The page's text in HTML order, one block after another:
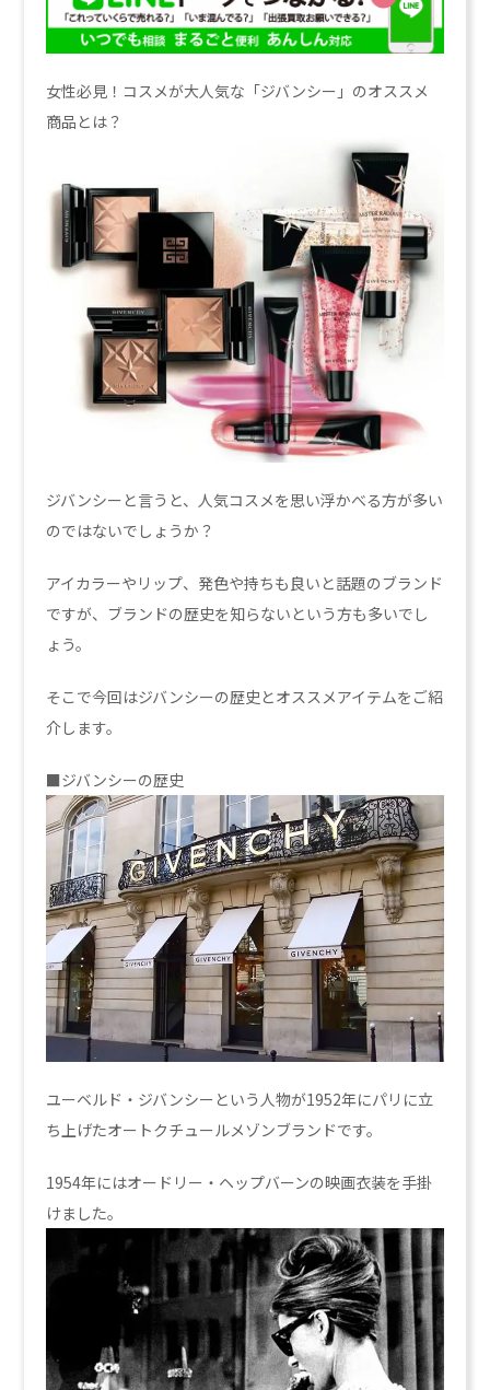
女性必見！コスメが大人気な「ジバンシー」のオススメ
商品とは？
ジバンシーと言うと、人気コスメを思い浮かべる方が多い
のではないでしょうか？
アイカラーやリップ、発色や持ちも良いと話題のブランド
ですが、ブランドの歴史を知らないという方も多いでし
ょう。
そこで今回はジバンシーの歴史とオススメアイテムをご紹
介します。
■ジバンシーの歴史
ユーベルド・ジバンシーという人物が1952年にパリに立
ち上げたオートクチュールメゾンブランドです。
1954年にはオードリー・ヘップバーンの映画衣装を手掛
けました。